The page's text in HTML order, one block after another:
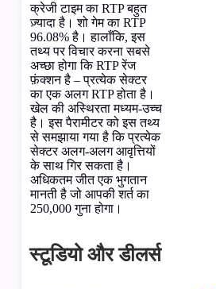
क्रेजी टाइम का RTP बहुत
ज़्यादा है। शो गेम का RTP
96.08% है। हालाँकि, इस
तथ्य पर विचार करना सबसे
अच्छा होगा कि RTP रेंज
फ़ंक्शन है – प्रत्येक सेक्टर
का एक अलग RTP होता है।
खेल की अस्थिरता मध्यम-उच्च
है। इस पैरामीटर को इस तथ्य
से समझाया गया है कि प्रत्येक
सेक्टर अलग-अलग आवृत्तियों
के साथ गिर सकता है।
अधिकतम जीत एक भुगतान
मानती है जो आपकी शर्त का
250,000 गुना होगा।
स्टूडियो और डीलर्स